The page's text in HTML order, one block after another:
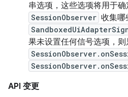
串选项，这些选项将用于
SessionObserver 收集哪
果未设置任何信号选项，则
API 变更